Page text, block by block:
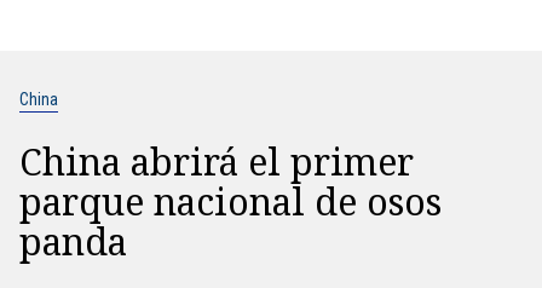
China
China abrirá el primer
parque nacional de osos
panda